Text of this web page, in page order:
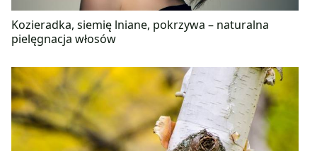
Kozieradka, siemię lniane, pokrzywa – naturalna
pielęgnacja włosów